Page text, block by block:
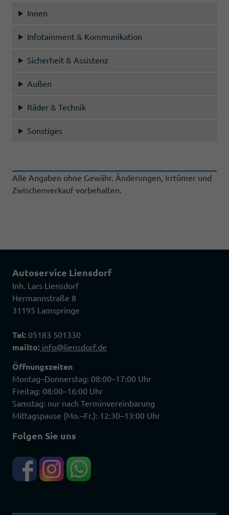
Innen
Infotainment & Kommunikation
Sicherheit & Assistenz
Außen
Räder & Technik
Sonstiges
Alle Angaben ohne Gewähr. Änderungen, Irrtümer und
Zwischenverkauf vorbehalten.
Autoservice Liensdorf
Inh. Lars Liensdorf
Hermannstraße 8
31195 Lamspringe
Tel: 05183 501330
mailto: info@liensdorf.de
Öffnungszeiten
Montag–Donnerstag: 08:00–17:00 Uhr
Freitag: 08:00–16:00 Uhr
Samstag: nur nach Terminvereinbarung
Mittagspause (Mo.–Fr.): 12:30–13:00 Uhr
Folgen Sie uns